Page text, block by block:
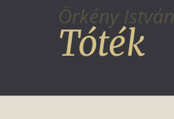
Örkény István
Tóték